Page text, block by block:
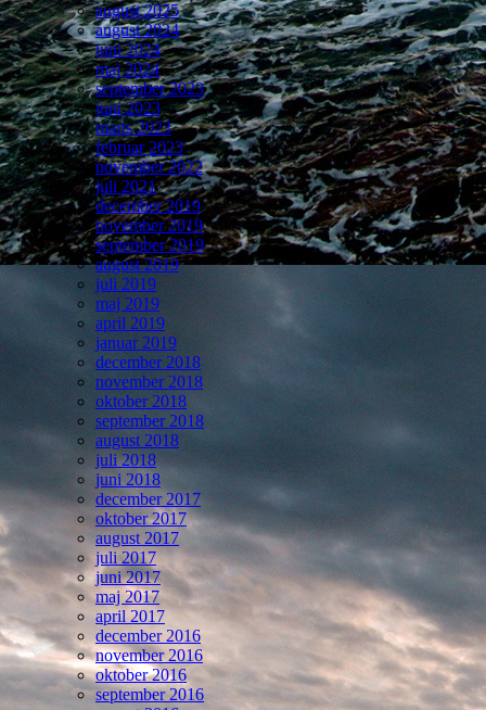
august 2025
august 2024
juni 2024
maj 2024
september 2023
juni 2023
marts 2023
februar 2023
november 2022
juli 2021
december 2019
november 2019
september 2019
august 2019
juli 2019
maj 2019
april 2019
januar 2019
december 2018
november 2018
oktober 2018
september 2018
august 2018
juli 2018
juni 2018
december 2017
oktober 2017
august 2017
juli 2017
juni 2017
maj 2017
april 2017
december 2016
november 2016
oktober 2016
september 2016